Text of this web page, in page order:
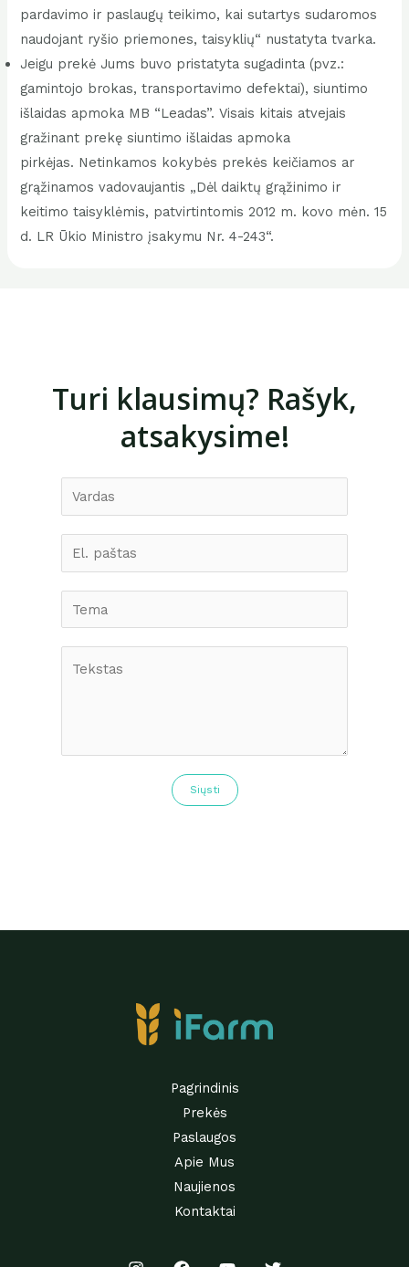
pardavimo ir paslaugų teikimo, kai sutartys sudaromos
naudojant ryšio priemones, taisyklių“ nustatyta tvarka.
Jeigu prekė Jums buvo pristatyta sugadinta (pvz.:
gamintojo brokas, transportavimo defektai), siuntimo
išlaidas apmoka MB “Leadas”. Visais kitais atvejais
gražinant prekę siuntimo išlaidas apmoka
pirkėjas. Netinkamos kokybės prekės keičiamos ar
grąžinamos vadovaujantis „Dėl daiktų grąžinimo ir
keitimo taisyklėmis, patvirtintomis 2012 m. kovo mėn. 15
d. LR Ūkio Ministro įsakymu Nr. 4-243“.
Turi klausimų? Rašyk,
atsakysime!
Siųsti
Pagrindinis
Prekės
Paslaugos
Apie Mus
Naujienos
Kontaktai